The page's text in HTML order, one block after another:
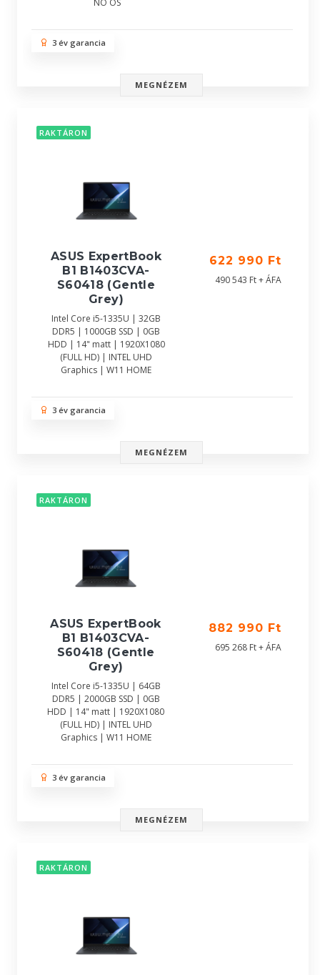
NO OS
3 év garancia
MEGNÉZEM
RAKTÁRON
ASUS ExpertBook
B1 B1403CVA-
S60418 (Gentle
Grey)
Intel Core i5-1335U | 32GB
DDR5 | 1000GB SSD | 0GB
HDD | 14" matt | 1920X1080
(FULL HD) | INTEL UHD
Graphics | W11 HOME
622 990 Ft
490 543 Ft + ÁFA
3 év garancia
MEGNÉZEM
RAKTÁRON
ASUS ExpertBook
B1 B1403CVA-
S60418 (Gentle
Grey)
Intel Core i5-1335U | 64GB
DDR5 | 2000GB SSD | 0GB
HDD | 14" matt | 1920X1080
(FULL HD) | INTEL UHD
Graphics | W11 HOME
882 990 Ft
695 268 Ft + ÁFA
3 év garancia
MEGNÉZEM
RAKTÁRON